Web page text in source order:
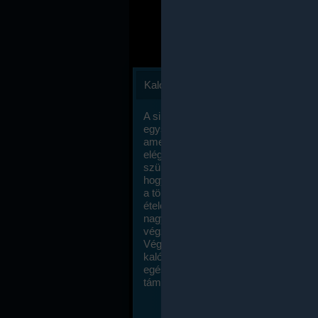
Kalóriaszámlálás
A sikeres fogyás titka valójában igen
egyszerű: égess több energiát, mint
amennyit beviszel. Természetesen
elég nagy fegyelemre és akaraterőre
szükség, de meglepődve fogod
hogy a kalóriaszámolás mennyire
a többi diétához képest. Itt nincsenek
ételek és a megengedett kalóriabevitelt
nagymértékben növelheted ha
végzel.
Végül, de nem utolsó sorban, a
kalóriaszámolás módszerét a legtöbb
egészségügyi szakorvos ajánlja és
támogatja.